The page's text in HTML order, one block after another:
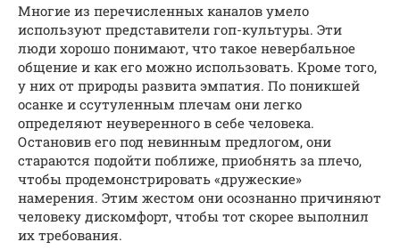
Многие из перечисленных каналов умело
используют представители гоп-культуры. Эти
люди хорошо понимают, что такое невербальное
общение и как его можно использовать. Кроме того,
у них от природы развита эмпатия. По поникшей
осанке и ссутуленным плечам они легко
определяют неуверенного в себе человека.
Остановив его под невинным предлогом, они
стараются подойти поближе, приобнять за плечо,
чтобы продемонстрировать «дружеские»
намерения. Этим жестом они осознанно причиняют
человеку дискомфорт, чтобы тот скорее выполнил
их требования.